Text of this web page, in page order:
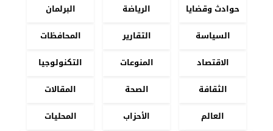
حوادث وقضايا
الرياضة
البرلمان
السياسة
التقارير
المحافظات
الاقتصاد
المنوعات
التكنولوجيا
الثقافة
الصحة
المقالات
العالم
الأحزاب
المحليات